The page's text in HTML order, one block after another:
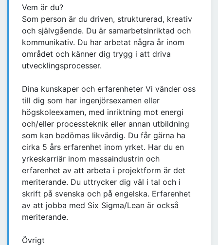
Vem är du?
Som person är du driven, strukturerad, kreativ
och självgående. Du är samarbetsinriktad och
kommunikativ. Du har arbetat några år inom
området och känner dig trygg i att driva
utvecklingsprocesser.
Dina kunskaper och erfarenheter Vi vänder oss
till dig som har ingenjörsexamen eller
högskoleexamen, med inriktning mot energi
och/eller processteknik eller annan utbildning
som kan bedömas likvärdig. Du får gärna ha
cirka 5 års erfarenhet inom yrket. Har du en
yrkeskarriär inom massaindustrin och
erfarenhet av att arbeta i projektform är det
meriterande. Du uttrycker dig väl i tal och i
skrift på svenska och på engelska. Erfarenhet
av att jobba med Six Sigma/Lean är också
meriterande.
Övrigt